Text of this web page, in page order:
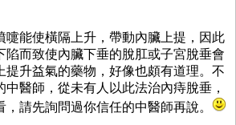
嚏能使橫隔上升，帶動內臟上提，因此
陷而致使內臟下垂的脫肛或子宮脫垂會
提升益氣的藥物，好像也頗有道理。不
醫師，從未有人以此法治內痔脫垂，
請先詢問過你信任的中醫師再說。